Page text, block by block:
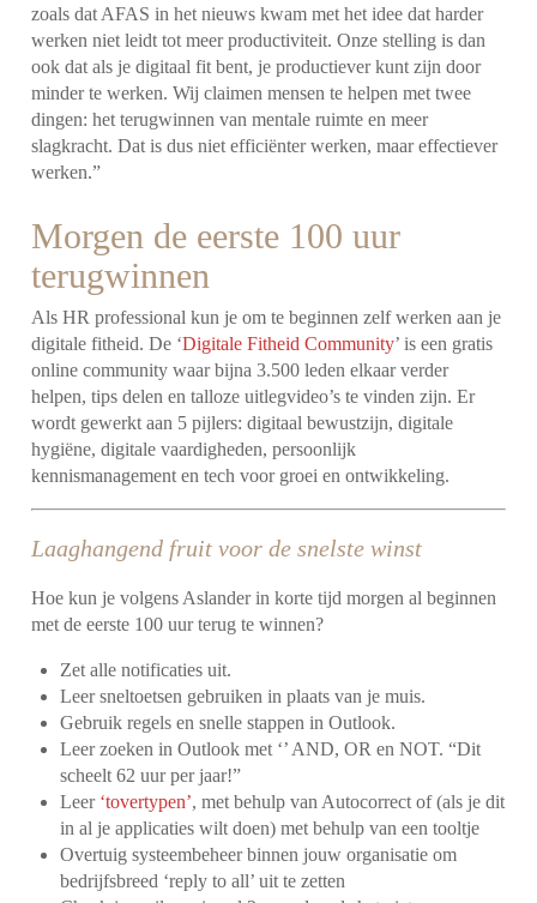
zoals dat AFAS in het nieuws kwam met het idee dat harder
werken niet leidt tot meer productiviteit. Onze stelling is dan
ook dat als je digitaal fit bent, je productiever kunt zijn door
minder te werken. Wij claimen mensen te helpen met twee
dingen: het terugwinnen van mentale ruimte en meer
slagkracht. Dat is dus niet efficiënter werken, maar effectiever
werken.”
Morgen de eerste 100 uur
terugwinnen
Als HR professional kun je om te beginnen zelf werken aan je
digitale fitheid. De ‘Digitale Fitheid Community’ is een gratis
online community waar bijna 3.500 leden elkaar verder
helpen, tips delen en talloze uitlegvideo’s te vinden zijn. Er
wordt gewerkt aan 5 pijlers: digitaal bewustzijn, digitale
hygiëne, digitale vaardigheden, persoonlijk
kennismanagement en tech voor groei en ontwikkeling.
Laaghangend fruit voor de snelste winst
Hoe kun je volgens Aslander in korte tijd morgen al beginnen
met de eerste 100 uur terug te winnen?
Zet alle notificaties uit.
Leer sneltoetsen gebruiken in plaats van je muis.
Gebruik regels en snelle stappen in Outlook.
Leer zoeken in Outlook met ‘’ AND, OR en NOT. “Dit
scheelt 62 uur per jaar!”
Leer ‘tovertypen’, met behulp van Autocorrect of (als je dit
in al je applicaties wilt doen) met behulp van een tooltje
Overtuig systeembeheer binnen jouw organisatie om
bedrijfsbreed ‘reply to all’ uit te zetten